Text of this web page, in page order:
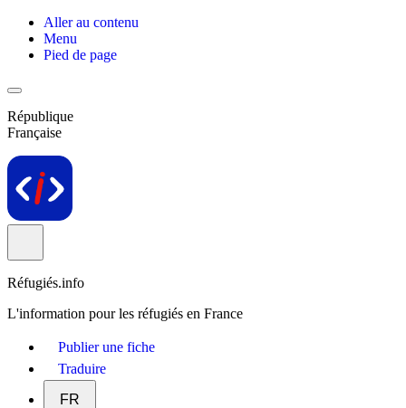
Aller au contenu
Menu
Pied de page
République
Française
Réfugiés.info
L'information pour les réfugiés en France
Publier une fiche
Traduire
FR